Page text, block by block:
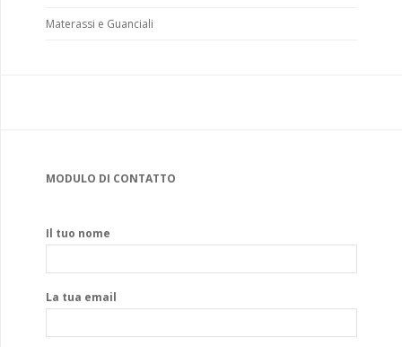
Materassi e Guanciali
MODULO DI CONTATTO
Il tuo nome
La tua email